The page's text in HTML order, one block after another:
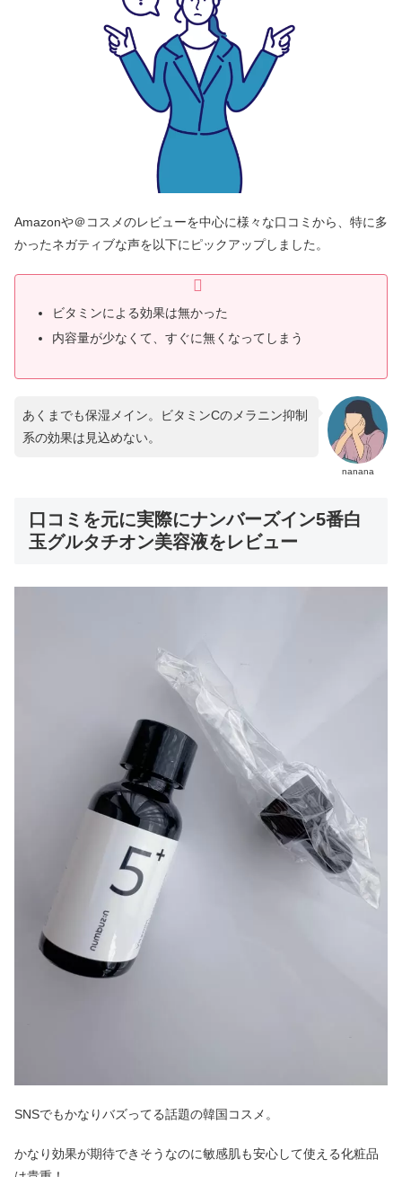
Amazonや＠コスメのレビューを中心に様々な口コミから、特に多
かったネガティブな声を以下にピックアップしました。
ビタミンによる効果は無かった
内容量が少なくて、すぐに無くなってしまう
nanana
あくまでも保湿メイン。ビタミンCのメラニン抑制
系の効果は見込めない。
口コミを元に実際にナンバーズイン5番白
玉グルタチオン美容液をレビュー
SNSでもかなりバズってる話題の韓国コスメ。
かなり効果が期待できそうなのに敏感肌も安心して使える化粧品